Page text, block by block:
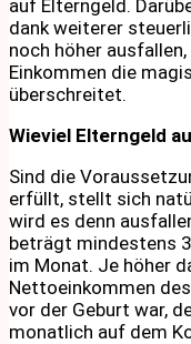
auf Elterngeld.
dank weiterer
noch höher
Einkommen die
überschreitet.
Wieviel Elterngeld
Sind die
erfüllt, stellt sich
wird es denn
beträgt mindestens
im Monat. Je höher
Nettoeinkommen
vor der Geburt war,
monatlich auf dem